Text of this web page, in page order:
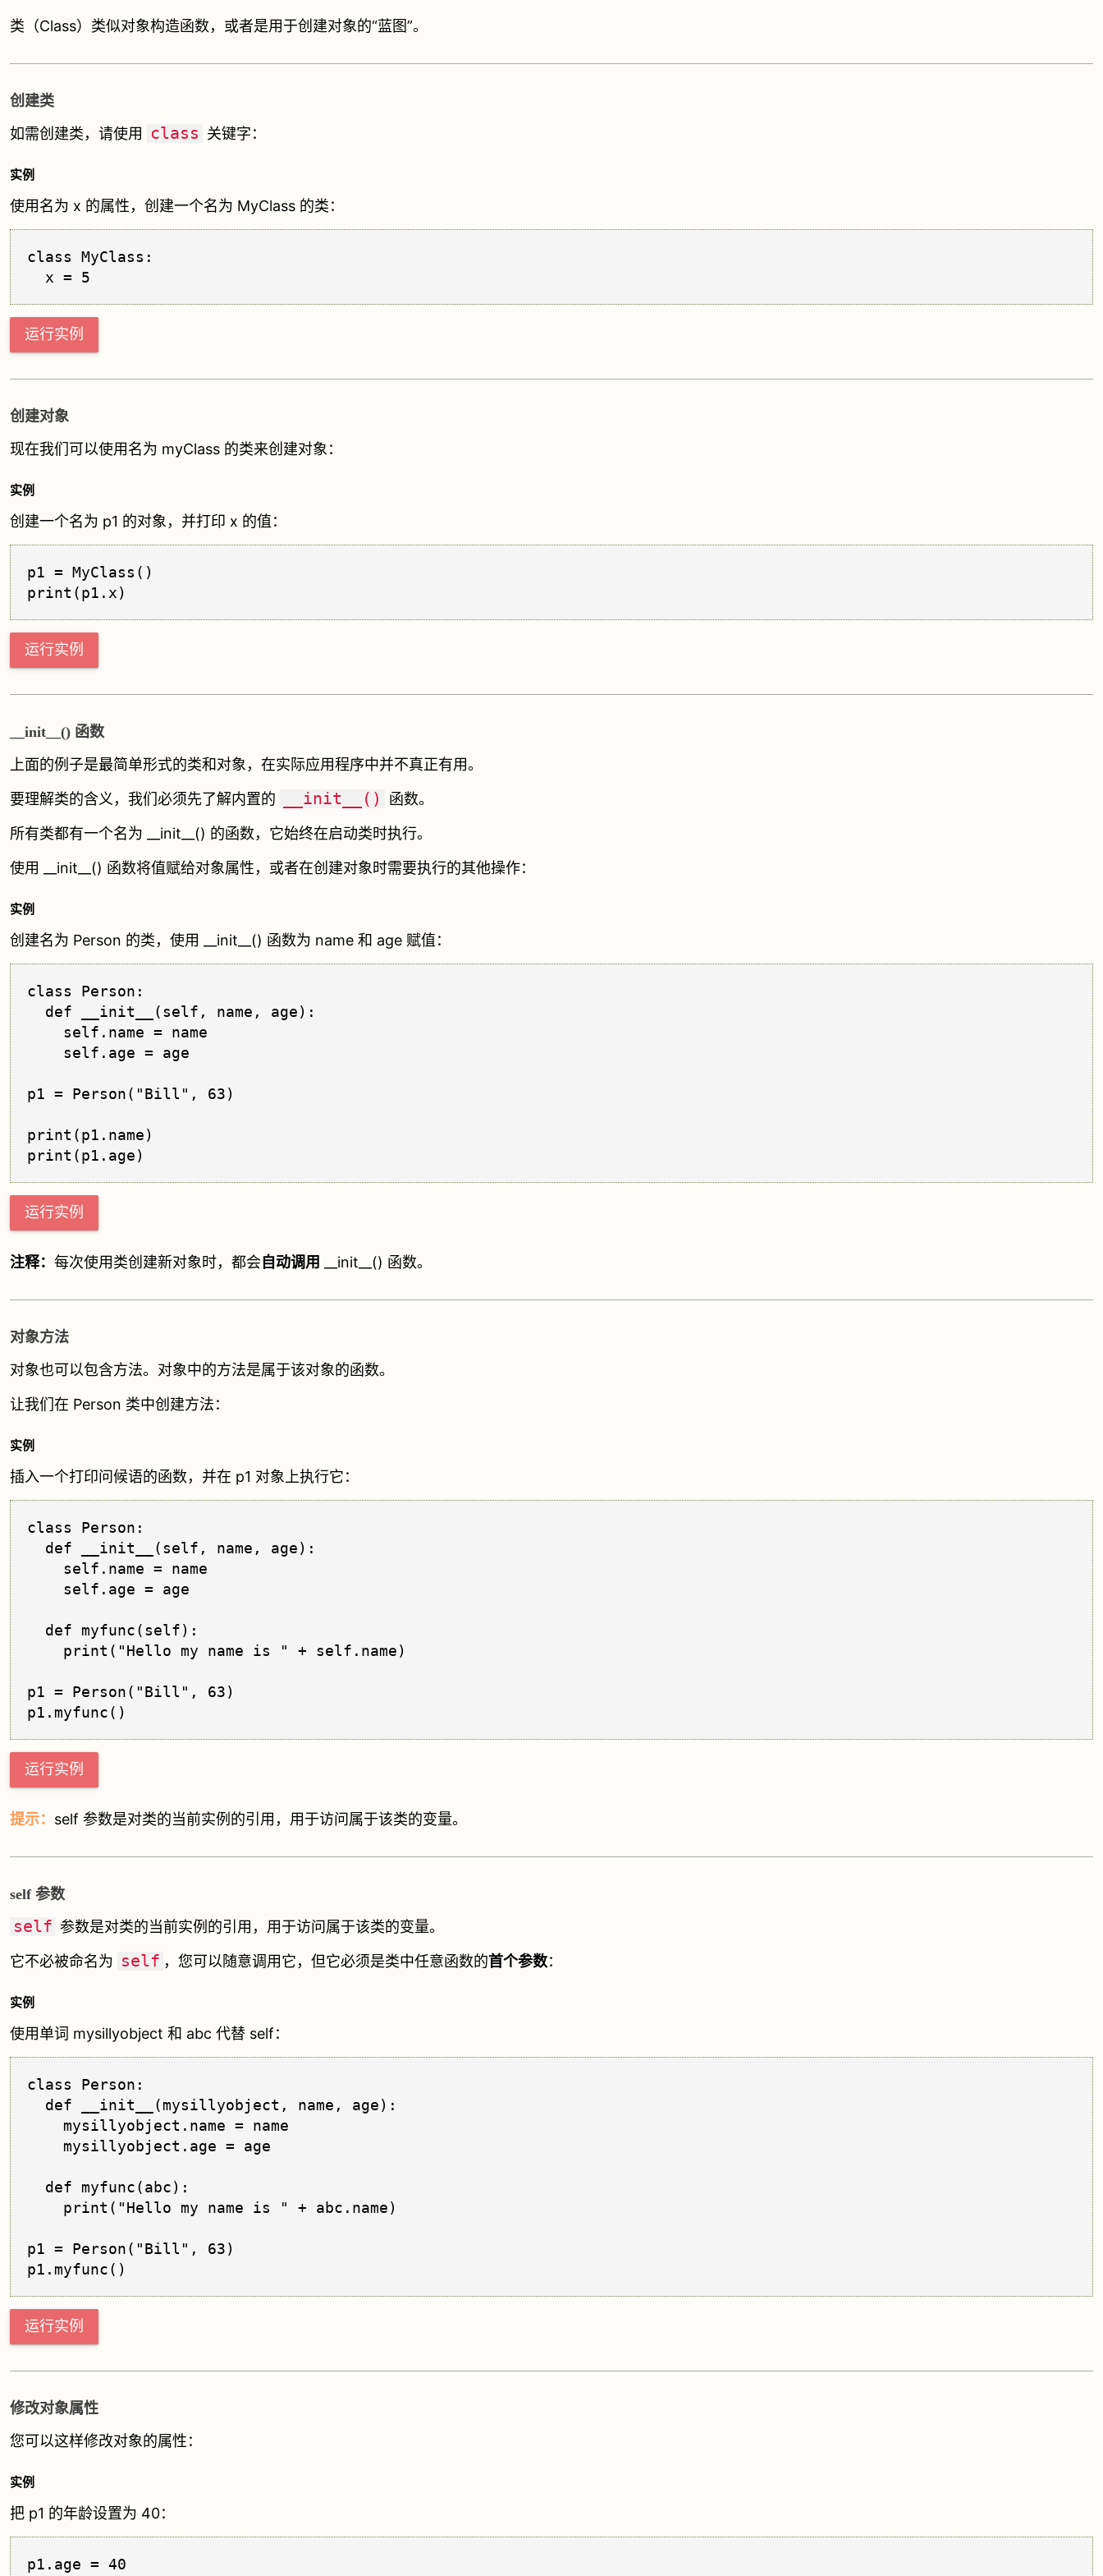
类（Class）类似对象构造函数，或者是用于创建对象的“蓝图”。
创建类
如需创建类，请使用 class 关键字：
实例
使用名为 x 的属性，创建一个名为 MyClass 的类：
class MyClass:
运行实例
创建对象
现在我们可以使用名为 myClass 的类来创建对象：
实例
创建一个名为 p1 的对象，并打印 x 的值：
p1 = MyClass()
运行实例
__init__() 函数
上面的例子是最简单形式的类和对象，在实际应用程序中并不真正有用。
要理解类的含义，我们必须先了解内置的
__init__()
函数。
所有类都有一个名为 __init__() 的函数，它始终在启动类时执行。
使用 __init__() 函数将值赋给对象属性，或者在创建对象时需要执行的其他操作：
实例
创建名为 Person 的类，使用 __init__() 函数为 name 和 age 赋值：
class Person:
  def __init__(self, name, age):
    self.name = name
    self.age = age
p1 = Person("Bill", 63)
print(p1.name)
运行实例
注释： 每次使用类创建新对象时，都会自动调用 __init__() 函数。
对象方法
对象也可以包含方法。对象中的方法是属于该对象的函数。
让我们在 Person 类中创建方法：
实例
插入一个打印问候语的函数，并在 p1 对象上执行它：
class Person:
  def __init__(self, name, age):
    self.name = name
    self.age = age
  def myfunc(self):
    print("Hello my name is " + self.name)
p1 = Person("Bill", 63)
运行实例
提示： self 参数是对类的当前实例的引用，用于访问属于该类的变量。
self 参数
self 参数是对类的当前实例的引用，用于访问属于该类的变量。
它不必被命名为 self ，您可以随意调用它，但它必须是类中任意函数的首个参数：
实例
使用单词 mysillyobject 和 abc 代替 self：
class Person:
  def __init__(mysillyobject, name, age):
    mysillyobject.name = name
    mysillyobject.age = age
  def myfunc(abc):
    print("Hello my name is " + abc.name)
p1 = Person("Bill", 63)
运行实例
修改对象属性
您可以这样修改对象的属性：
实例
把 p1 的年龄设置为 40：
p1.age = 40